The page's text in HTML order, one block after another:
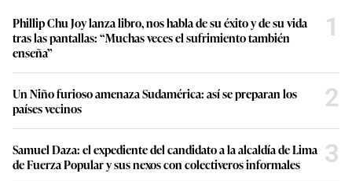
Phillip Chu Joy lanza libro, nos habla de su éxito y de su vida
tras las pantallas: “Muchas veces el sufrimiento también
enseña”
1
Un Niño furioso amenaza Sudamérica: así se preparan los
países vecinos
2
Samuel Daza: el expediente del candidato a la alcaldía de Lima
de Fuerza Popular y sus nexos con colectiveros informales
3